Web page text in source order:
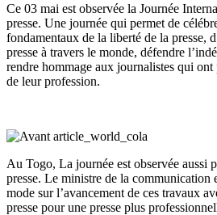
Ce 03 mai est observée la Journée
presse. Une journée qui permet de
fondamentaux de la liberté de la presse,
presse à travers le monde, défendre
rendre hommage aux journalistes qui
de leur profession.
Au Togo, La journée est observée aussi
presse. Le ministre de la communication
mode sur l’avancement de ces travaux
presse pour une presse plus